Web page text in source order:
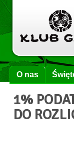
O nas
1%
DO